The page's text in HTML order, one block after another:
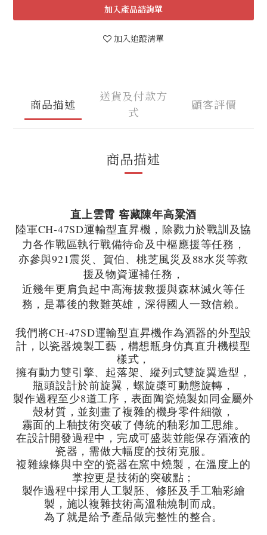
加入追蹤清單
商品描述
送貨及付款方
式
顧客評價
商品描述
直上雲霄 窖藏陳年高粱酒
陸軍CH-47SD運輸型直昇機，除戮力於戰訓及協
力各作戰區執行戰備待命及中樞應援等任務，
亦參與921震災、賀伯、桃芝風災及88水災等救
援及物資運補任務，
近幾年更肩負起中高海拔救援與森林滅火等任
務，是幕後的救難英雄，深得國人一致信賴。
我們將CH-47SD運輸型直昇機作為酒器的外型設
計，以瓷器燒製工藝，構想瓶身仿真直升機模型
樣式，
擁有動力雙引擎、起落架、縱列式雙旋翼造型，
瓶頭設計於前旋翼，螺旋槳可動態旋轉，
製作過程至少8道工序，表面陶瓷燒製如同金屬外
殼材質，並刻畫了複雜的機身零件細微，
霧面的上釉技術突破了傳統的釉彩加工思維。
在設計開發過程中，完成可盛裝並能保存酒液的
瓷器，需做大幅度的技術克服。
複雜線條與中空的瓷器在窯中燒製，在溫度上的
掌控更是技術的突破點；
製作過程中採用人工製胚、修胚及手工釉彩繪
製，施以複雜技術高溫釉燒制而成。
為了就是給予產品做完整性的整合。